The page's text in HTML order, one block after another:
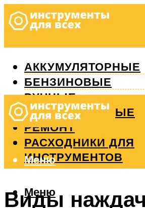
АККУМУЛЯТОРНЫЕ
БЕНЗИНОВЫЕ
РУЧНЫЕ
ИЗМЕРИТЕЛЬНЫЕ
РЕМОНТ
РАСХОДНИКИ ДЛЯ
ИНСТРУМЕНТОВ
Меню
Меню
Виды